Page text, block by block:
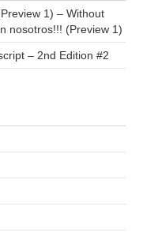
1) – Without
nosotros!!! (Preview 1)
– 2nd Edition #2